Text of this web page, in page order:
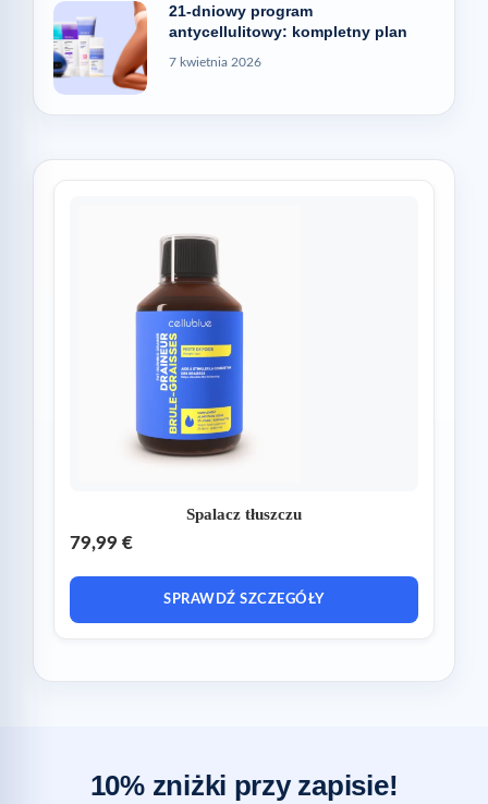
21-dniowy program
antycellulitowy: kompletny plan
7 kwietnia 2026
Spalacz tłuszczu
79,99 €
SPRAWDŹ SZCZEGÓŁY
10% zniżki przy zapisie!